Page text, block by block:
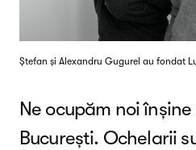
Ștefan și Alexandru Gugurel au fondat
Ne ocupăm noi
București. Ochelarii